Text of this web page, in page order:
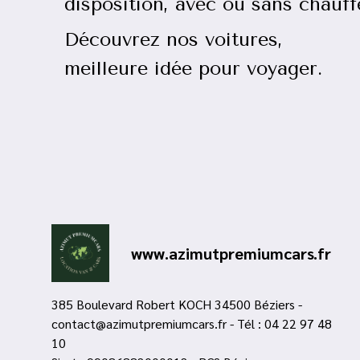
Découvrez nos
meilleure idée pour voyager.
www.azimutpremiumcars.fr
385 Boulevard Robert KOCH 34500 Béziers -
contact@azimutpremiumcars.fr - Tél : 04 22 97 48
10